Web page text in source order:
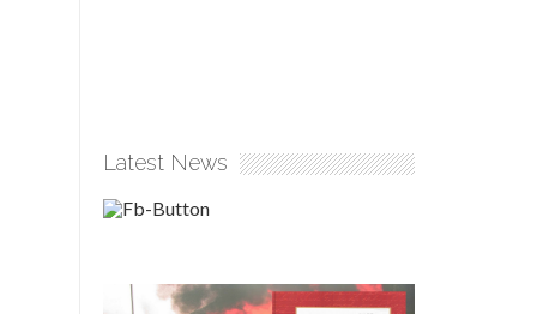
Latest News